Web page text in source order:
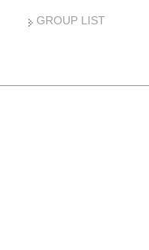
GROUP LIST